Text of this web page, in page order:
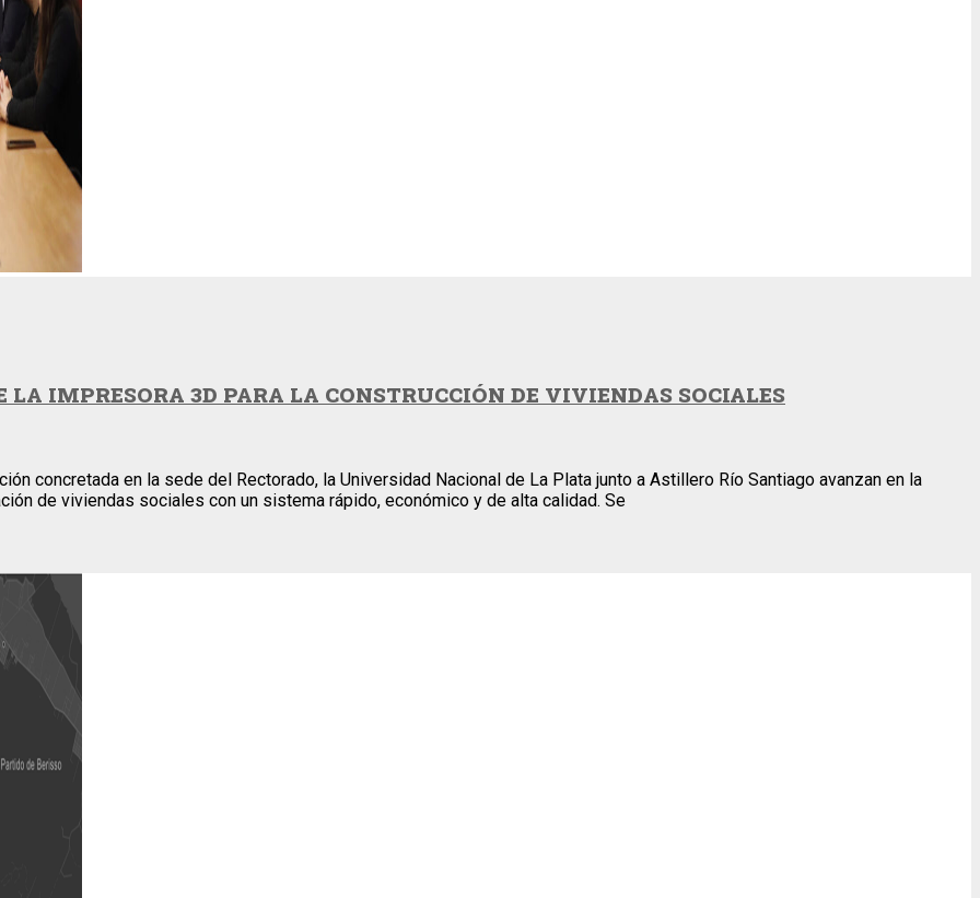
LA IMPRESORA 3D PARA LA CONSTRUCCIÓN DE VIVIENDAS SOCIALES
concretada en la sede del Rectorado, la Universidad Nacional de La Plata junto a Astillero Río Santiago avanzan en la
de viviendas sociales con un sistema rápido, económico y de alta calidad. Se